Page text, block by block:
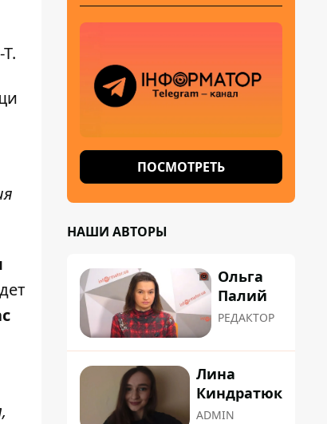
ПОСМОТРЕТЬ
НАШИ АВТОРЫ
Ольга
Палий
РЕДАКТОР
Лина
Киндратюк
ADMIN